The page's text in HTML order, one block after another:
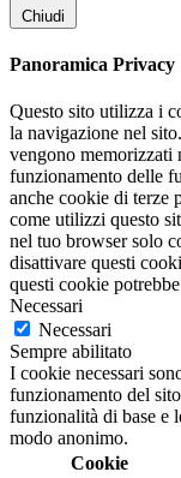
Chiudi
Panoramica Privacy
Questo sito utilizza i
la navigazione nel
vengono memorizzati
funzionamento delle
anche cookie di terze
come utilizzi questo
nel tuo browser solo
disattivare questi
questi cookie
Necessari
Necessari
Sempre abilitato
I cookie necessari
funzionamento del
funzionalità di base e
modo anonimo.
Cookie